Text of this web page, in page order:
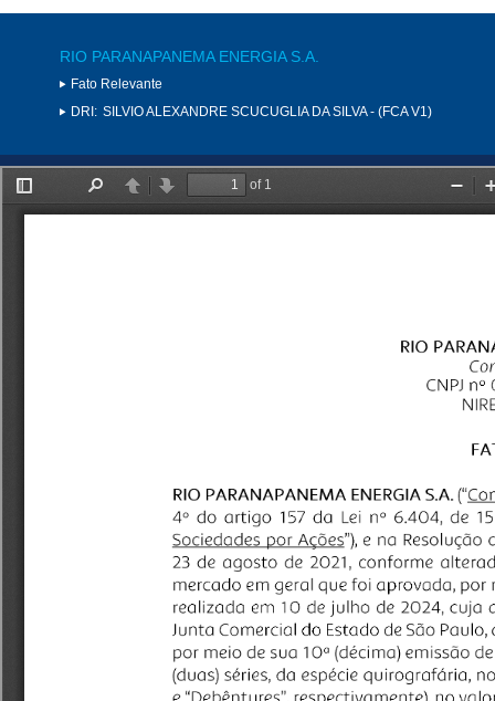
RIO PARANAPANEMA ENERGIA S.A.
Fato Relevante
DRI: SILVIO ALEXANDRE SCUCUGLIA DA SILVA - (FCA V1)